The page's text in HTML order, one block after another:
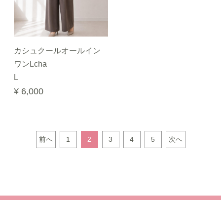
カシュクールオールイン
ワンLcha
L
¥ 6,000
前へ 1 2 3 4 5 次へ